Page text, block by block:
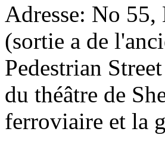
Adresse: No 55,
(sortie a de
Pedestrian
du théâtre de
ferroviaire et la